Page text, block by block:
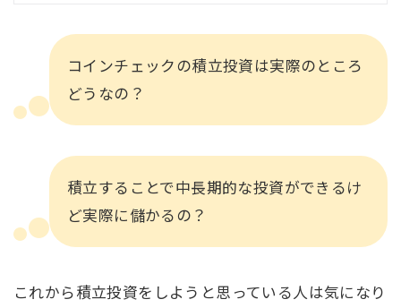
コインチェックの積立投資は実際のところ
どうなの？
積立することで中長期的な投資ができるけ
ど実際に儲かるの？
これから積立投資をしようと思っている人は気になり